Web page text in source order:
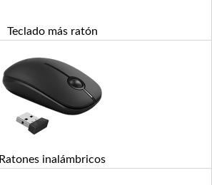
Teclado más ratón
Ratones inalámbricos